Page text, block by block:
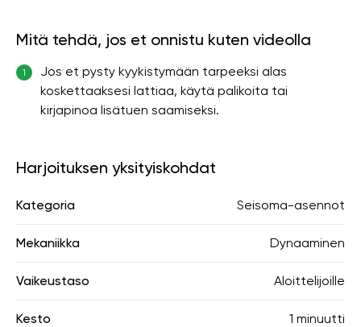
Mitä tehdä, jos et onnistu kuten videolla
1
Jos et pysty kyykistymään tarpeeksi alas
koskettaaksesi lattiaa, käytä palikoita tai
kirjapinoa lisätuen saamiseksi.
Harjoituksen yksityiskohdat
Kategoria Seisoma-asennot
Mekaniikka Dynaaminen
Vaikeustaso Aloittelijoille
Kesto 1 minuutti